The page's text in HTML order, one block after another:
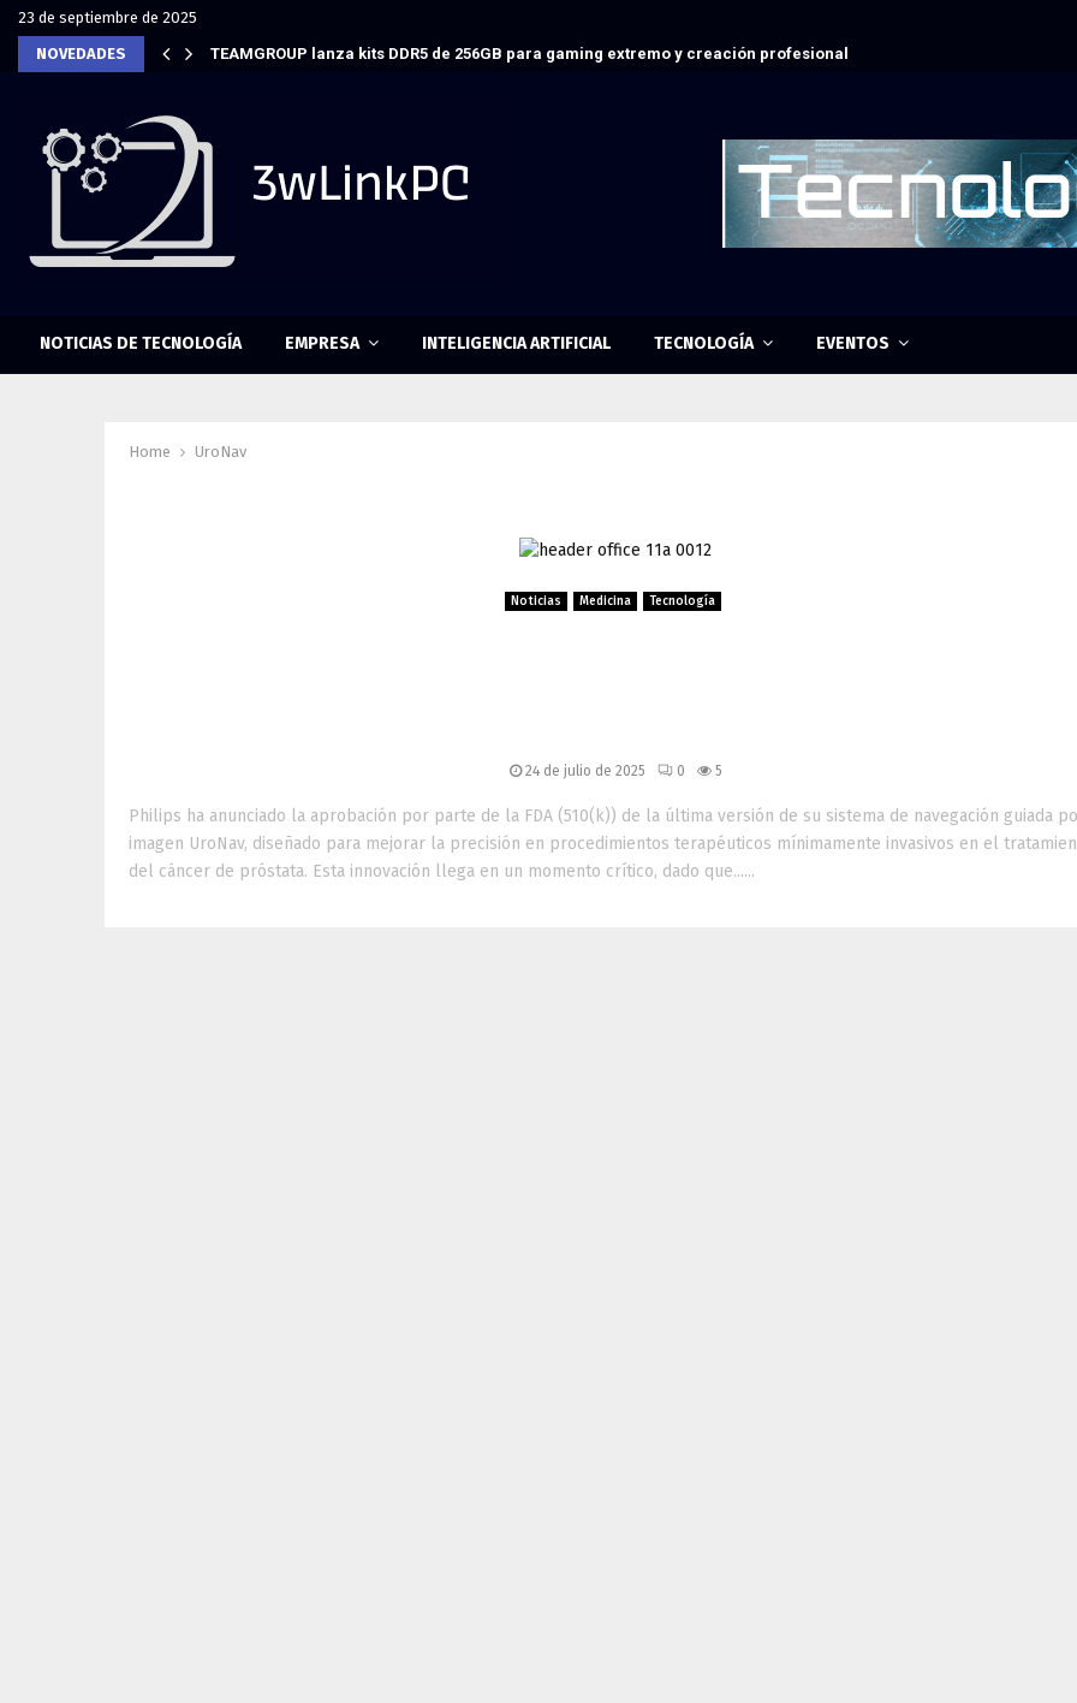
23 de septiembre de 2025
NOVEDADES
TEAMGROUP lanza kits DDR5 de 256GB para gaming extremo y creación profesional
NOTICIAS DE TECNOLOGÍA EMPRESA INTELIGENCIA ARTIFICIAL TECNOLOGÍA EVENTOS
Home UroNav
Noticias Medicina Tecnología
24 de julio de 2025 0 5
Philips ha anunciado la aprobación por parte de la FDA (510(k)) de la última versión de su sistema de navegación guiada
imagen UroNav, diseñado para mejorar la precisión en procedimientos terapéuticos mínimamente invasivos en el
del cáncer de próstata. Esta innovación llega en un momento crítico, dado que......